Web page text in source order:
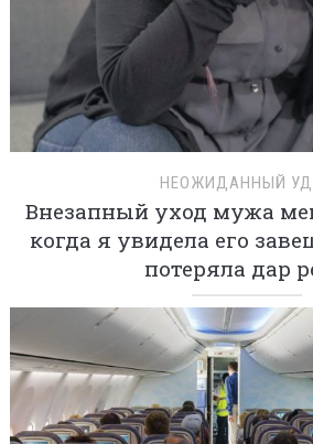
НЕОЖИДАННЫЙ
Внезапный уход мужа
когда я увидела его
потеряла дар